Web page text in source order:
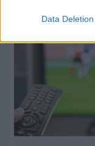
Data Deletion